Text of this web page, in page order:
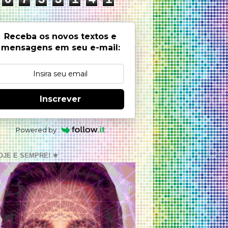
Receba os novos textos e
mensagens em seu e-mail:
Inscrever
Powered by
E SEMPRE! ⚜️